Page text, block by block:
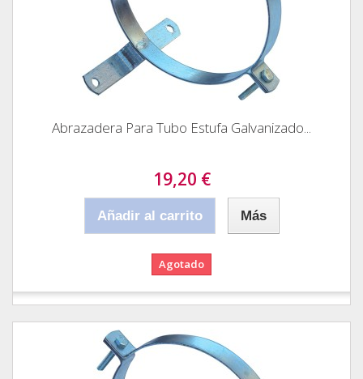
Abrazadera Para Tubo Estufa Galvanizado...
19,20 €
Añadir al carrito Más
Agotado